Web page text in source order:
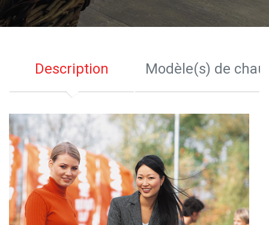
Description Modèle(s) de